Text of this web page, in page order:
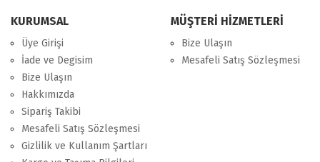
KURUMSAL
Üye Girişi
İade ve Degisim
Bize Ulaşın
Hakkımızda
Sipariş Takibi
Mesafeli Satış Sözleşmesi
Gizlilik ve Kullanım Şartları
MÜŞTERİ HİZMETLERİ
Bize Ulaşın
Mesafeli Satış Sözleşmesi